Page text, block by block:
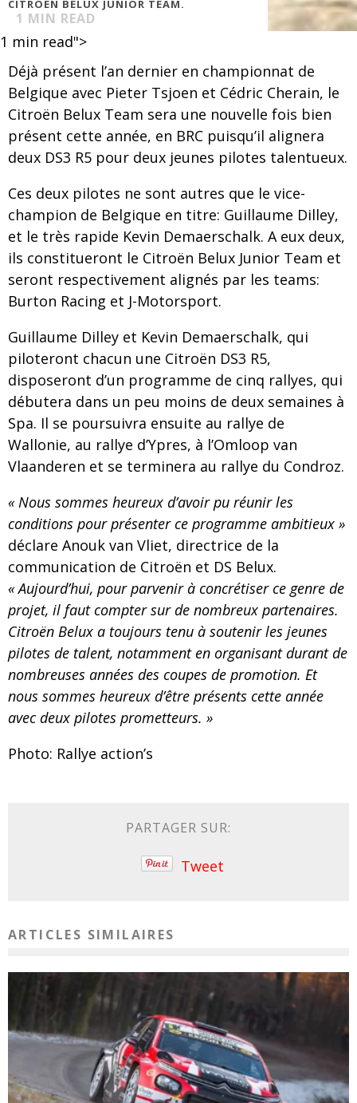
CITROËN BELUX JUNIOR TEAM.
1 MIN READ
1 min read">
Déjà présent l’an dernier en championnat de
Belgique avec Pieter Tsjoen et Cédric Cherain, le
Citroën Belux Team sera une nouvelle fois bien
présent cette année, en BRC puisqu’il alignera
deux DS3 R5 pour deux jeunes pilotes talentueux.
Ces deux pilotes ne sont autres que le vice-
champion de Belgique en titre: Guillaume Dilley,
et le très rapide Kevin Demaerschalk. A eux deux,
ils constitueront le Citroën Belux Junior Team et
seront respectivement alignés par les teams:
Burton Racing et J-Motorsport.
Guillaume Dilley et Kevin Demaerschalk, qui
piloteront chacun une Citroën DS3 R5,
disposeront d’un programme de cinq rallyes, qui
débutera dans un peu moins de deux semaines à
Spa. Il se poursuivra ensuite au rallye de
Wallonie, au rallye d’Ypres, à l’Omloop van
Vlaanderen et se terminera au rallye du Condroz.
« Nous sommes heureux d’avoir pu réunir les
conditions pour présenter ce programme ambitieux »
déclare Anouk van Vliet, directrice de la
communication de Citroën et DS Belux.
« Aujourd’hui, pour parvenir à concrétiser ce genre de
projet, il faut compter sur de nombreux partenaires.
Citroën Belux a toujours tenu à soutenir les jeunes
pilotes de talent, notamment en organisant durant de
nombreuses années des coupes de promotion. Et
nous sommes heureux d’être présents cette année
avec deux pilotes prometteurs. »
Photo: Rallye action’s
PARTAGER SUR:
Tweet
ARTICLES SIMILAIRES